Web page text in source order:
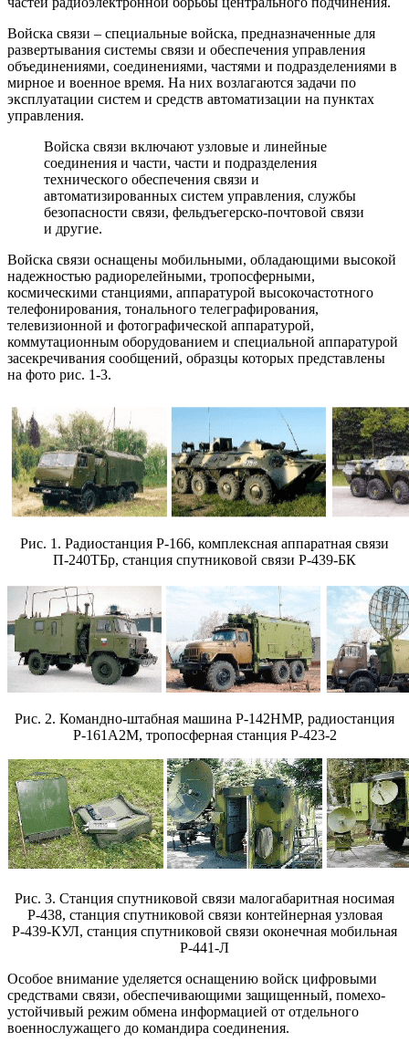
Войска связи – специальные войска, предназначенные для
развертывания системы связи и обеспечения управления
объединениями, соединениями, частями и подразделениями в
мирное и военное время. На них возлагаются задачи по
эксплуатации систем и средств автоматизации на пунктах
управления.
Войска связи включают узловые и линейные
соединения и части, части и подразделения
технического обеспечения связи и
автоматизированных систем управления, службы
безопасности связи, фельдъегерско-почтовой связи
и другие.
Войска связи оснащены мобильными, обладающими высокой
надежностью радиорелейными, тропосферными,
космическими станциями, аппаратурой высокочастотного
телефонирования, тонального телеграфирования,
телевизионной и фотографической аппаратурой,
коммутационным оборудованием и специальной аппаратурой
засекречивания сообщений, образцы которых представлены
на фото рис. 1-3.
Рис. 1. Радиостанция Р-166, комплексная аппаратная связи
П-240ТБр, станция спутниковой связи Р-439-БК
Рис. 2. Командно-штабная машина Р-142НМР, радиостанция
Р-161А2М, тропосферная станция Р-423-2
Рис. 3. Станция спутниковой связи малогабаритная носимая
Р-438, станция спутниковой связи контейнерная узловая
Р-439-КУЛ, станция спутниковой связи оконечная мобильная
Р-441-Л
Особое внимание уделяется оснащению войск цифровыми
средствами связи, обеспечивающими защищенный, помехо-
устойчивый режим обмена информацией от отдельного
военнослужащего до командира соединения.